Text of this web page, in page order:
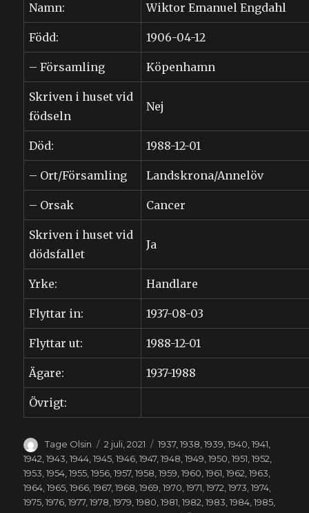
Namn: Wiktor Emanuel Engdahl
Född: 1906-04-12
– Församling Köpenhamn
Skriven i huset vid
födseln
Nej
Död: 1988-12-01
– Ort/Församling Landskrona/Annelöv
– Orsak Cancer
Skriven i huset vid
dödsfallet
Ja
Yrke: Handlare
Flyttar in: 1937-08-03
Flyttar ut: 1988-12-01
Ägare: 1937-1988
Övrigt:
Författare
Tage Olsin
Publicerat
den
2 juli, 2021 Kategorier
1937,1938,1939,1940,1941,
1942,1943,1944,1945,1946,1947,1948,1949,1950,1951,1952,
1953,1954,1955,1956,1957,1958,1959,1960,1961,1962,1963,
1964,1965,1966,1967,1968,1969,1970,1971,1972,1973,1974,
1975,1976,1977,1978,1979,1980,1981,1982,1983,1984,1985,